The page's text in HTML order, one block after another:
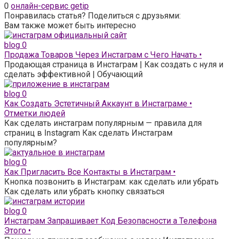
0 онлайн-сервис getip
Понравилась статья? Поделиться с друзьями:
Вам также может быть интересно
blog 0
Продажа Товаров Через Инстаграм с Чего Начать •
Продающая страница в Инстаграм | Как создать с нуля и
сделать эффективной | Обучающий
blog 0
Как Создать Эстетичный Аккаунт в Инстаграме •
Отметки людей
Как сделать инстаграм популярным — правила для
страниц в Instagram Как сделать Инстаграм
популярным?
blog 0
Как Пригласить Все Контакты в Инстаграм •
Кнопка позвонить в Инстаграм: как сделать или убрать
Как сделать или убрать кнопку связаться
blog 0
Инстаграм Запрашивает Код Безопасности а Телефона
Этого •